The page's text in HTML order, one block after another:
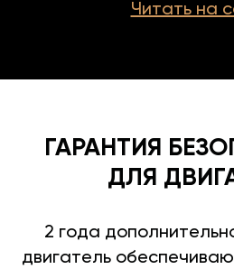
Читать на
ГАРАНТИЯ
ДЛЯ
2 года
двигатель